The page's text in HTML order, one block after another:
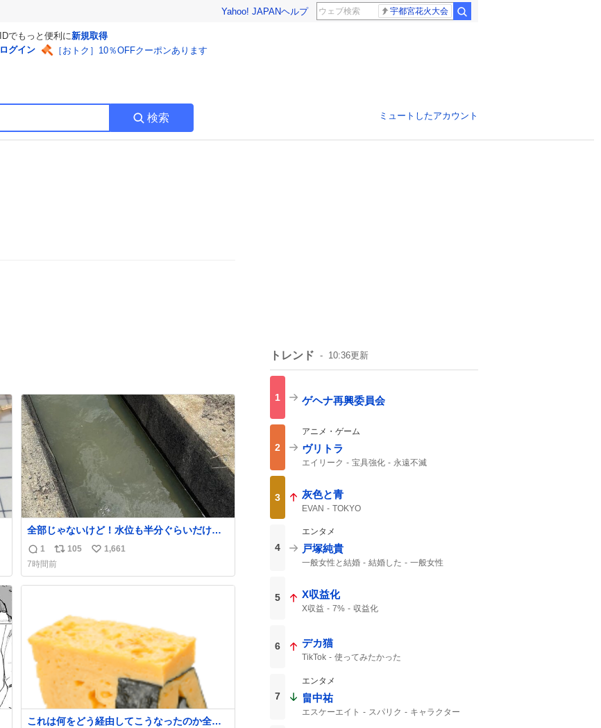
Yahoo! JAPANヘルプ 宇都宮花火大会
IDでもっと便利に新規取得
ログイン
［おトク］10％OFFクーポンあります
検索 ミュートしたアカウント
全部じゃないけど！水位も半分ぐらいだけ
ど！水が来はじめたよ！！！ 作業してくれた
方々ありがとーーー
ー！！！！！！！！！！！！！！！！！！！
！！！！！！！
返
信
数
1
リ
ポ
ス
105
い
ね
1,661
7時間前
これは何をどう経由してこうなったのか全く
トレンド 10:36更新
1 ゲヘナ再興委員会
2
アニメ・ゲーム
ヴリトラ
エイリーク 宝具強化
永遠不滅
3 灰色と青
EVAN TOKYO
4
エンタメ
戸塚純貴
一般女性と結婚 結婚した 一般女性
5 X収益化
X収益 7% 収益化
6 デカ猫
TikTok 使ってみたかった
7
エンタメ
畠中祐
エスケーエイト スパリク
キャラクター